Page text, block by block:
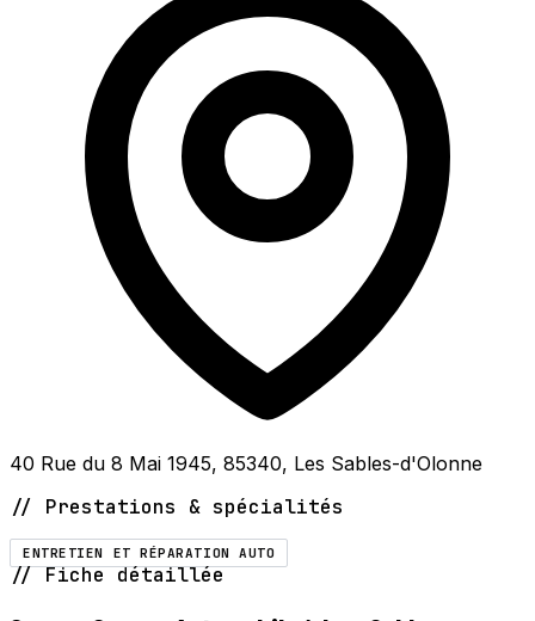
40 Rue du 8 Mai 1945, 85340, Les Sables-d'Olonne
// Prestations & spécialités
ENTRETIEN ET RÉPARATION AUTO
// Fiche détaillée